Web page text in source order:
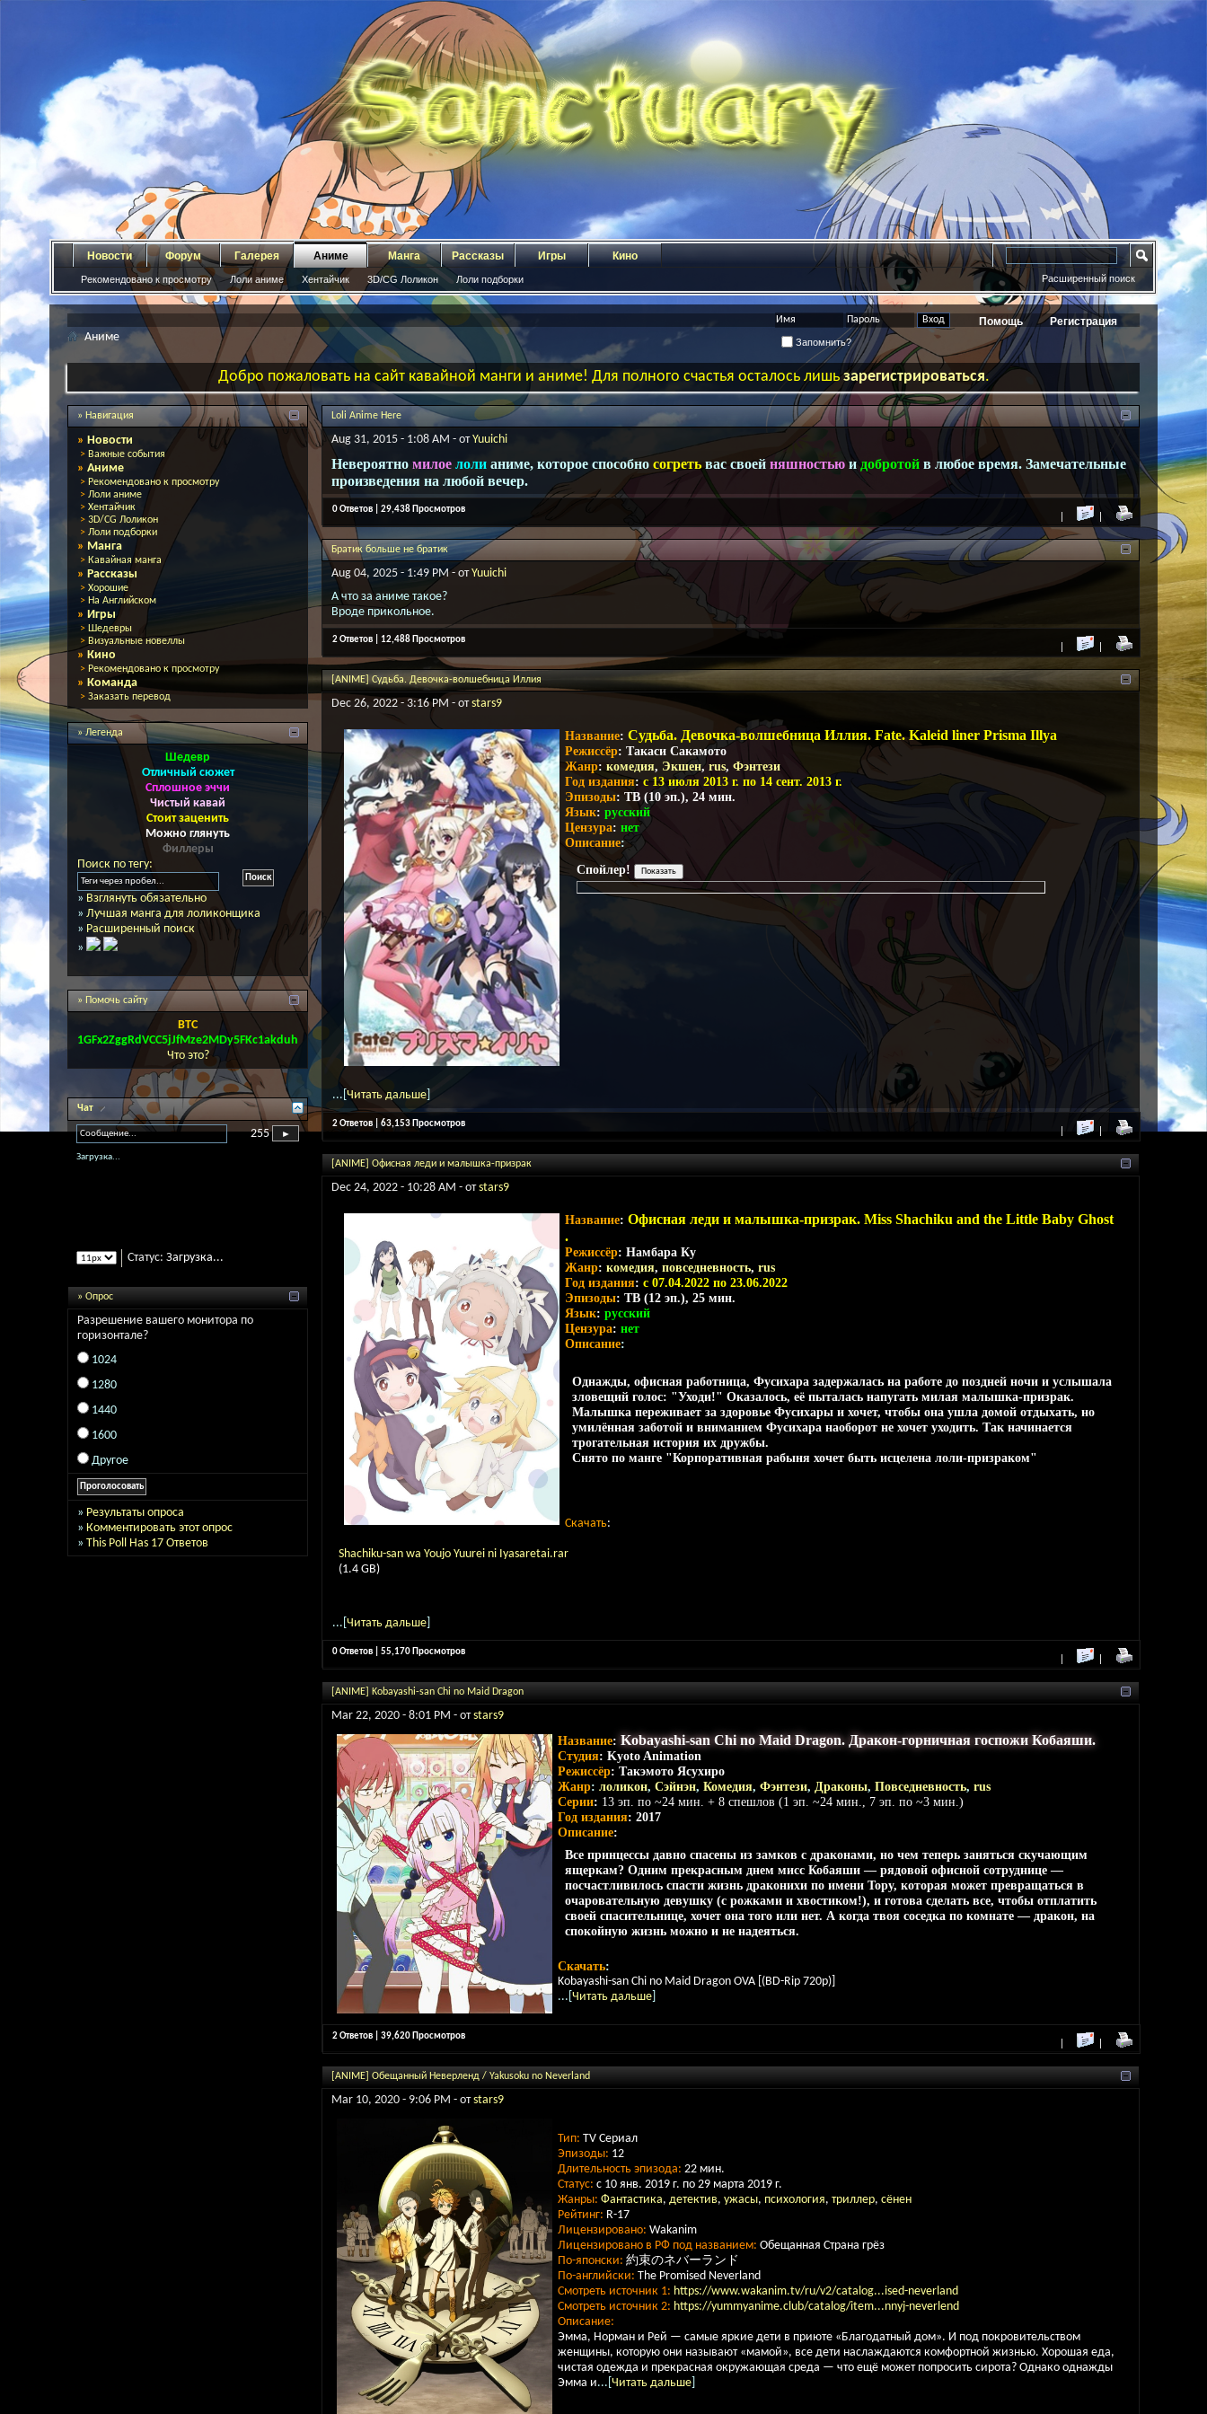
Регистрация
Помощь
Запомнить?
Новости Форум Галерея Аниме
Рекомендовано к просмотру Лоли аниме Хентайчик 3D/CG Лоликон Лоли подборки
Манга Рассказы Игры Кино
Расширенный поиск
Аниме
Добро пожаловать на сайт кавайной манги и аниме! Для полного счастья осталось лишьзарегистрироваться.
» Навигация
» Новости
> Важные события
» Аниме
> Рекомендовано к просмотру
> Лоли аниме
> Хентайчик
> 3D/CG Лоликон
> Лоли подборки
» Манга
> Кавайная манга
» Рассказы
> Хорошие
> На Английском
» Игры
> Шедевры
> Визуальные новеллы
» Кино
> Рекомендовано к просмотру
» Команда
> Заказать перевод
» Легенда
Шедевр
Отличный сюжет
Сплошное эччи
Чистый кавай
Стоит заценить
Можно глянуть
Филлеры
Поиск по тегу:
» Взглянуть обязательно
» Лучшая манга для лоликонщика
» Расширенный поиск
»
» Помочь сайту
BTC
1GFx2ZggRdVCC5jJfMze2MDy5FKc1akduh
Что это?
Чат
255
Загрузка...
Статус: Загрузка...
» Опрос
Разрешение вашего монитора по
горизонтале?
1024
1280
1440
1600
Другое
» Результаты опроса
» Комментировать этот опрос
» This Poll Has 17 Ответов
Loli Anime Here
Aug 31, 2015 - 1:08 AM - отYuuichi
Невероятно милое лоли аниме, которое способно согреть вас своей няшностьюидобротой в любое время. Замечательные
произведения на любой вечер.
0 Ответов | 29,438 Просмотров
Братик больше не братик
Aug 04, 2025 - 1:49 PM - отYuuichi
А что за аниме такое?
Вроде прикольное.
2 Ответов | 12,488 Просмотров
[ANIME] Судьба. Девочка-волшебница Иллия
Dec 26, 2022 - 3:16 PM - отstars9
Название: Судьба. Девочка-волшебница Иллия. Fate. Kaleid liner Prisma Illya
Режиссёр: Такаси Сакамото
Жанр: комедия, Экшен,rus, Фэнтези
Год издания: с 13 июля 2013 г. по 14 сент. 2013 г.
Эпизоды: ТВ (10 эп.), 24 мин.
Язык: русский
Цензура: нет
Описание:
Спойлер!
...[ Читать дальше
2 Ответов | 63,153 Просмотров
[ANIME] Офисная леди и малышка-призрак
Dec 24, 2022 - 10:28 AM - отstars9
Название: Офисная леди и малышка-призрак. Miss Shachiku and the Little Baby Ghost
.
Режиссёр: Намбара Ку
Жанр: комедия, повседневность, rus
Год издания: c 07.04.2022 по 23.06.2022
Эпизоды: ТВ (12 эп.), 25 мин.
Язык: русский
Цензура: нет
Описание:
Однажды, офисная работница, Фусихара задержалась на работе до поздней ночи и услышала
зловещий голос: "Уходи!" Оказалось, её пыталась напугать милая малышка-призрак.
Малышка переживает за здоровье Фусихары и хочет, чтобы она ушла домой отдыхать, но
умилённая заботой и вниманием Фусихара наоборот не хочет уходить. Так начинается
трогательная история их дружбы.
Снято по манге "Корпоративная рабыня хочет быть исцелена лоли-призраком"
Скачать:
Shachiku-san wa Youjo Yuurei ni Iyasaretai.rar
(1.4 GB)
...[ Читать дальше
0 Ответов | 55,170 Просмотров
[ANIME] Kobayashi-san Chi no Maid Dragon
Mar 22, 2020 - 8:01 PM - отstars9
Название: Kobayashi-san Chi no Maid Dragon. Дракон-горничная госпожи Кобаяши.
Студия: Kyoto Animation
Режиссёр: Такэмото Ясухиро
Жанр: лоликон, Сэйнэн, Комедия, Фэнтези, Драконы, Повседневность, rus
Серии: 13 эп. по ~24 мин. + 8 спешлов (1 эп. ~24 мин., 7 эп. по ~3 мин.)
Год издания: 2017
Описание:
Все принцессы давно спасены из замков с драконами, но чем теперь заняться скучающим
ящеркам? Одним прекрасным днем мисс Кобаяши — рядовой офисной сотруднице —
посчастливилось спасти жизнь драконихи по имени Тору, которая может превращаться в
очаровательную девушку (с рожками и хвостиком!), и готова сделать все, чтобы отплатить
своей спасительнице, хочет она того или нет. А когда твоя соседка по комнате — дракон, на
спокойную жизнь можно и не надеяться.
Скачать:
Kobayashi-san Chi no Maid Dragon OVA [(BD-Rip 720p)]
...[ Читать дальше
2 Ответов | 39,620 Просмотров
[ANIME] Обещанный Неверленд / Yakusoku no Neverland
Mar 10, 2020 - 9:06 PM - отstars9
Тип: TV Сериал
Эпизоды: 12
Длительность эпизода: 22 мин.
Статус: с 10 янв. 2019 г. по 29 марта 2019 г.
Жанры: Фантастика, детектив, ужасы, психология, триллер, сёнен
Рейтинг: R-17
Лицензировано: Wakanim
Лицензировано в РФ под названием: Обещанная Страна грёз
По-японски: 約束のネバーランド
По-английски: The Promised Neverland
Смотреть источник 1: https://www.wakanim.tv/ru/v2/catalog...ised-neverland
Смотреть источник 2: https://yummyanime.club/catalog/item...nnyj-neverlend
Описание:
Эмма, Норман и Рей — самые яркие дети в приюте «Благодатный дом». И под покровительством
женщины, которую они называют «мамой», все дети наслаждаются комфортной жизнью. Хорошая еда,
чистая одежда и прекрасная окружающая среда — что ещё может попросить сирота? Однако однажды
Эмма и...[ Читать дальше